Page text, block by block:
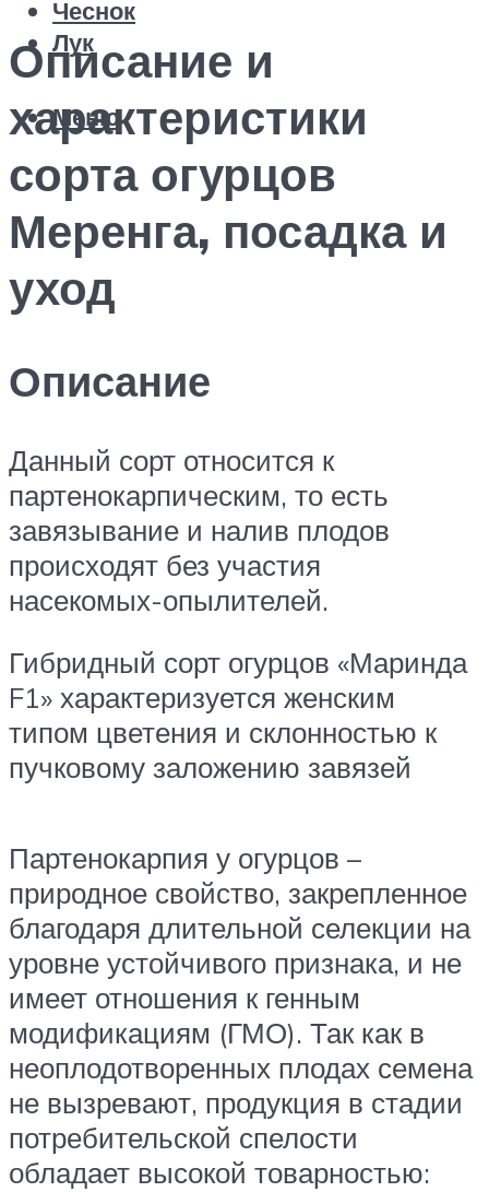
Чеснок
Лук
Меню
Описание и
характеристики
сорта огурцов
Меренга, посадка и
уход
Описание
Данный сорт относится к
партенокарпическим, то есть
завязывание и налив плодов
происходят без участия
насекомых-опылителей.
Гибридный сорт огурцов «Маринда
F1» характеризуется женским
типом цветения и склонностью к
пучковому заложению завязей
Партенокарпия у огурцов –
природное свойство, закрепленное
благодаря длительной селекции на
уровне устойчивого признака, и не
имеет отношения к генным
модификациям (ГМО). Так как в
неоплодотворенных плодах семена
не вызревают, продукция в стадии
потребительской спелости
обладает высокой товарностью: